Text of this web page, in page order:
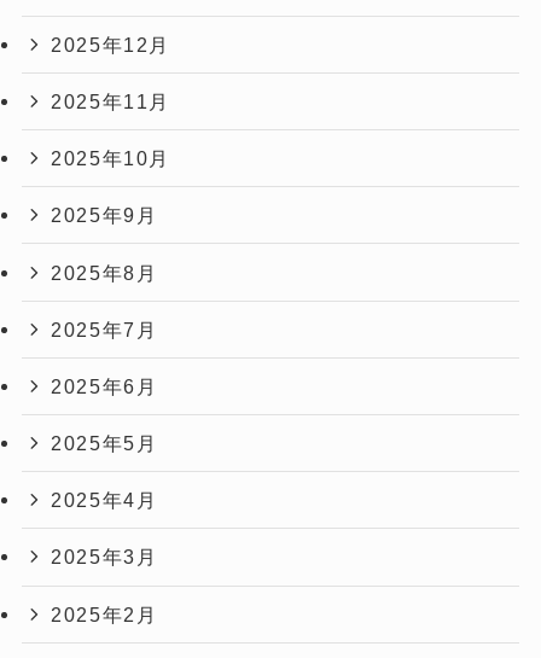
2025年12月
2025年11月
2025年10月
2025年9月
2025年8月
2025年7月
2025年6月
2025年5月
2025年4月
2025年3月
2025年2月